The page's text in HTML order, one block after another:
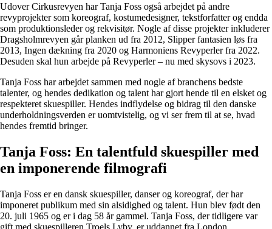
Udover Cirkusrevyen har Tanja Foss også arbejdet på andre
revyprojekter som koreograf, kostumedesigner, tekstforfatter og endda
som produktionsleder og rekvisitør. Nogle af disse projekter inkluderer
Dragsholmrevyen går planken ud fra 2012, Slipper fantasien løs fra
2013, Ingen dækning fra 2020 og Harmoniens Revyperler fra 2022.
Desuden skal hun arbejde på Revyperler – nu med skysovs i 2023.
Tanja Foss har arbejdet sammen med nogle af branchens bedste
talenter, og hendes dedikation og talent har gjort hende til en elsket og
respekteret skuespiller. Hendes indflydelse og bidrag til den danske
underholdningsverden er uomtvistelig, og vi ser frem til at se, hvad
hendes fremtid bringer.
Tanja Foss: En talentfuld skuespiller med
en imponerende filmografi
Tanja Foss er en dansk skuespiller, danser og koreograf, der har
imponeret publikum med sin alsidighed og talent. Hun blev født den
20. juli 1965 og er i dag 58 år gammel. Tanja Foss, der tidligere var
gift med skuespilleren Troels Lyby, er uddannet fra London